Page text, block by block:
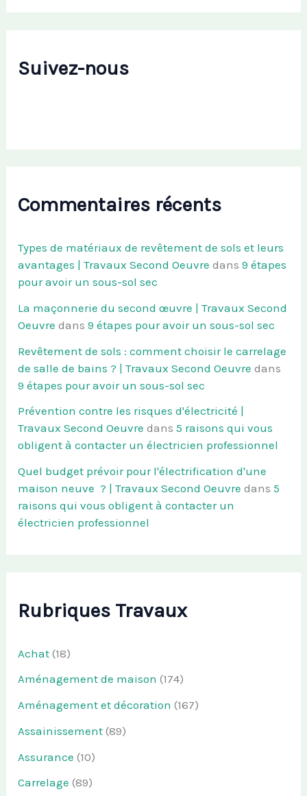
Suivez-nous
Commentaires récents
Types de matériaux de revêtement de sols et leurs
avantages | Travaux Second Oeuvre dans9 étapes
pour avoir un sous-sol sec
La maçonnerie du second œuvre | Travaux Second
Oeuvre dans9 étapes pour avoir un sous-sol sec
Revêtement de sols : comment choisir le carrelage
de salle de bains ? | Travaux Second Oeuvre dans
9 étapes pour avoir un sous-sol sec
Prévention contre les risques d'électricité |
Travaux Second Oeuvre dans5 raisons qui vous
obligent à contacter un électricien professionnel
Quel budget prévoir pour l'électrification d'une
maison neuve ? | Travaux Second Oeuvre dans5
raisons qui vous obligent à contacter un
électricien professionnel
Rubriques Travaux
Achat (18)
Aménagement de maison (174)
Aménagement et décoration (167)
Assainissement (89)
Assurance (10)
Carrelage (89)